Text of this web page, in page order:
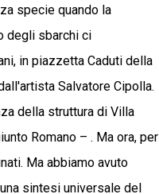
specie quando la
degli sbarchi ci
in piazzetta Caduti della
Salvatore Cipolla.
della struttura di Villa
Romano – . Ma ora, per
Ma abbiamo avuto
sintesi universale del